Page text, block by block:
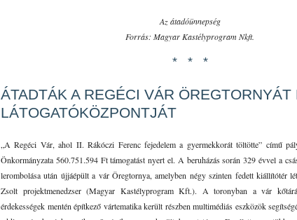
Az átadóünnepség
Forrás: Magyar Kastélyprogram Nkft.
* * *
ÁTADTÁK A REGÉCI VÁR ÖREGTORNYÁT
LÁTOGATÓKÖZPONTJÁT
„A Regéci Vár, ahol II. Rákóczi Ferenc fejedelem a gyermekkorát töltötte” című
Önkormányzata 560.751.594 Ft támogatást nyert el. A beruházás során 329 évvel a
lerombolása után újjáépült a vár Öregtornya, amelyben négy szinten fedett kiállítótér
Zsolt projektmenedzser (Magyar Kastélyprogram Kft.). A toronyban a vár
érdekességek mentén építkező vártematika került részben multimédiás eszközök